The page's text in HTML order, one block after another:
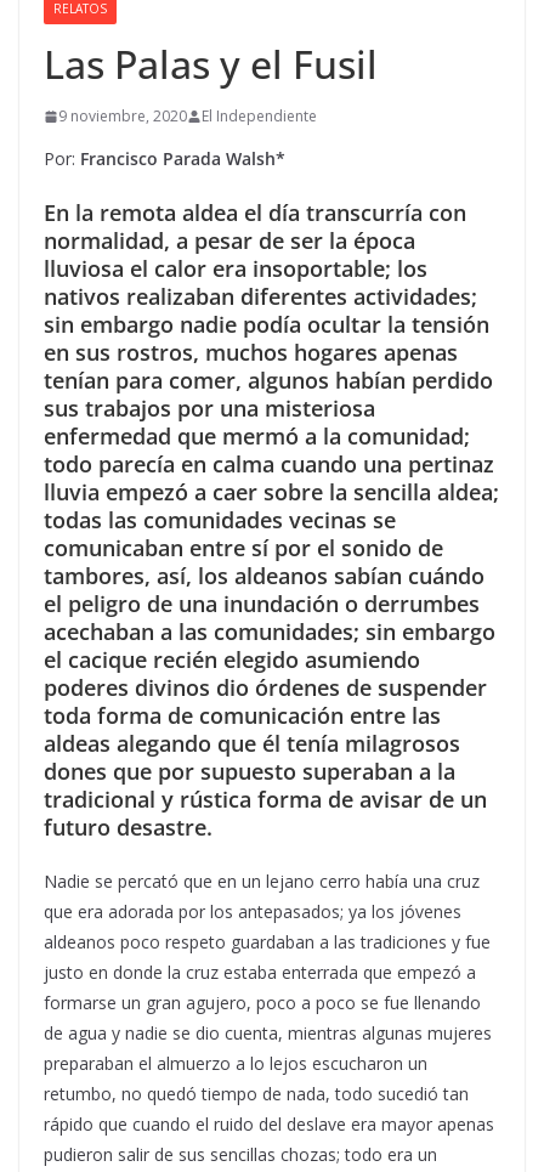
RELATOS
Las Palas y el Fusil
9 noviembre, 2020 El Independiente
Por: Francisco Parada Walsh*
En la remota aldea el día transcurría con
normalidad, a pesar de ser la época
lluviosa el calor era insoportable; los
nativos realizaban diferentes actividades;
sin embargo nadie podía ocultar la tensión
en sus rostros, muchos hogares apenas
tenían para comer, algunos habían perdido
sus trabajos por una misteriosa
enfermedad que mermó a la comunidad;
todo parecía en calma cuando una pertinaz
lluvia empezó a caer sobre la sencilla aldea;
todas las comunidades vecinas se
comunicaban entre sí por el sonido de
tambores, así, los aldeanos sabían cuándo
el peligro de una inundación o derrumbes
acechaban a las comunidades; sin embargo
el cacique recién elegido asumiendo
poderes divinos dio órdenes de suspender
toda forma de comunicación entre las
aldeas alegando que él tenía milagrosos
dones que por supuesto superaban a la
tradicional y rústica forma de avisar de un
futuro desastre.
Nadie se percató que en un lejano cerro había una cruz
que era adorada por los antepasados; ya los jóvenes
aldeanos poco respeto guardaban a las tradiciones y fue
justo en donde la cruz estaba enterrada que empezó a
formarse un gran agujero, poco a poco se fue llenando
de agua y nadie se dio cuenta, mientras algunas mujeres
preparaban el almuerzo a lo lejos escucharon un
retumbo, no quedó tiempo de nada, todo sucedió tan
rápido que cuando el ruido del deslave era mayor apenas
pudieron salir de sus sencillas chozas; todo era un